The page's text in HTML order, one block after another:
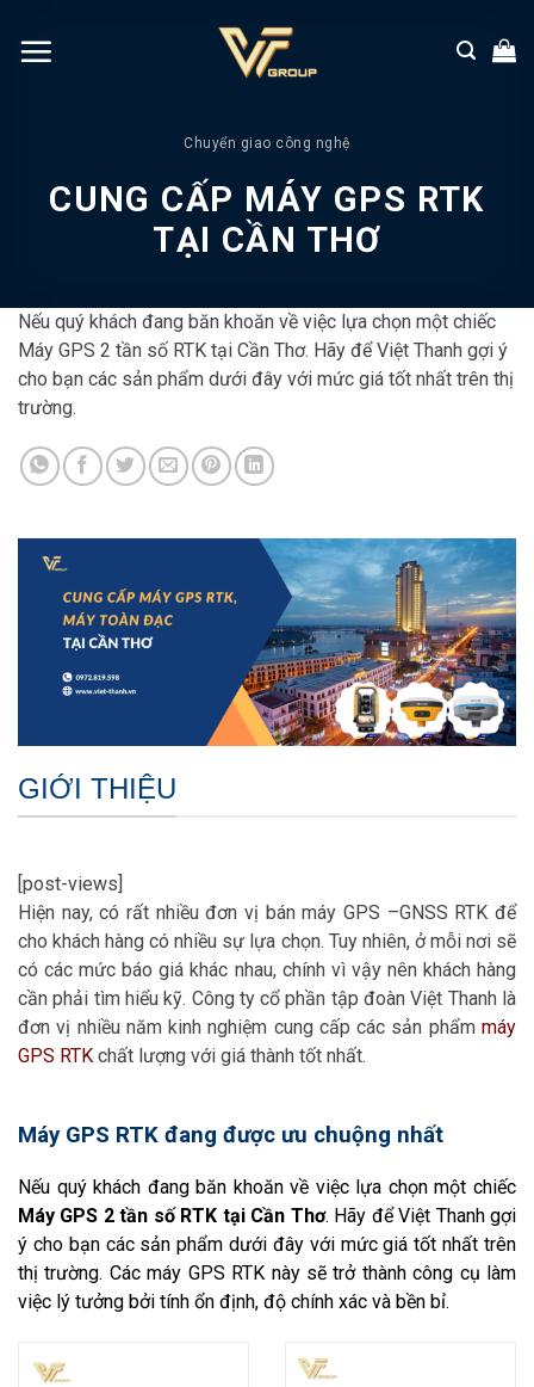
đến
nội
Chuyển giao công nghệ
CUNG CẤP MÁY GPS RTK
TẠI CẦN THƠ
Nếu quý khách đang băn khoăn về việc lựa chọn một chiếc
Máy GPS 2 tần số RTK tại Cần Thơ. Hãy để Việt Thanh gợi ý
cho bạn các sản phẩm dưới đây với mức giá tốt nhất trên thị
trường.
GIỚI THIỆU
[post-views]
Hiện nay, có rất nhiều đơn vị bán máy GPS –GNSS RTK để
cho khách hàng có nhiều sự lựa chọn. Tuy nhiên, ở mỗi nơi sẽ
có các mức báo giá khác nhau, chính vì vậy nên khách hàng
cần phải tìm hiểu kỹ. Công ty cổ phần tập đoàn Việt Thanh là
đơn vị nhiều năm kinh nghiệm cung cấp các sản phẩm máy
GPS RTK chất lượng với giá thành tốt nhất.
Máy GPS RTK đang được ưu chuộng nhất
Nếu quý khách đang băn khoăn về việc lựa chọn một chiếc
Máy GPS 2 tần số RTK tại Cần Thơ. Hãy để Việt Thanhgợi
ý cho bạn các sản phẩm dưới đây với mức giá tốt nhất trên
thị trường. Các máy GPS RTK này sẽ trở thành công cụ làm
việc lý tưởng bởi tính ổn định, độ chính xác và bền bỉ.